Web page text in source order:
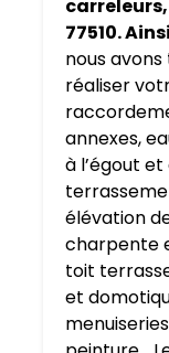
77510.
nous
réaliser
annexes,
à l’égout
élévation
charpente
toit
et